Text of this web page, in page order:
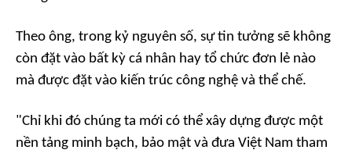
Theo ông, trong kỷ nguyên số, sự tin tưởng sẽ không
còn đặt vào bất kỳ cá nhân hay tổ chức đơn lẻ nào
mà được đặt vào kiến trúc công nghệ và thể chế.
"Chỉ khi đó chúng ta mới có thể xây dựng được một
nền tảng minh bạch, bảo mật và đưa Việt Nam tham